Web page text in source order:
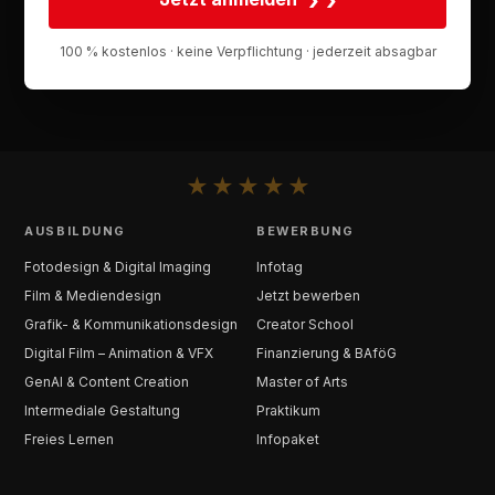
100 % kostenlos · keine Verpflichtung · jederzeit absagbar
★ ★ ★ ★ ★
AUSBILDUNG
Fotodesign & Digital Imaging
Film & Mediendesign
Grafik- & Kommunikationsdesign
Digital Film – Animation & VFX
GenAI & Content Creation
Intermediale Gestaltung
Freies Lernen
BEWERBUNG
Infotag
Jetzt bewerben
Creator School
Finanzierung & BAföG
Master of Arts
Praktikum
Infopaket